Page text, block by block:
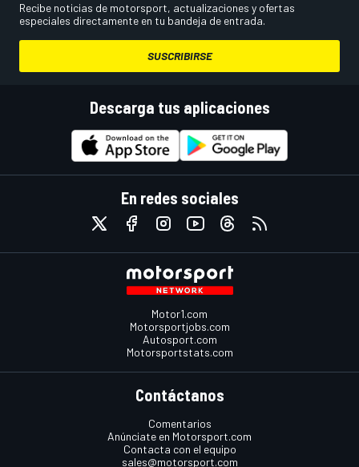
Recibe noticias de motorsport, actualizaciones y ofertas
especiales directamente en tu bandeja de entrada.
SUSCRIBIRSE
Descarga tus aplicaciones
En redes sociales
Motor1.com
Motorsportjobs.com
Autosport.com
Motorsportstats.com
Contáctanos
Comentarios
Anúnciate en Motorsport.com
Contacta con el equipo
sales@motorsport.com